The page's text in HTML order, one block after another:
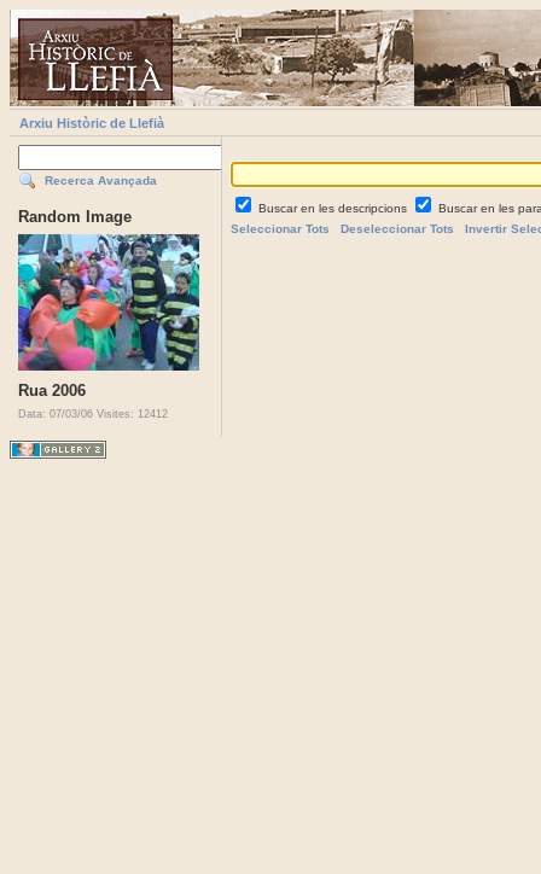
Arxiu Històric de Llefià
Recerca Avançada
Random Image
Rua 2006
Data: 07/03/06 Visites: 12412
Buscar en les descripcions
Buscar en les
Seleccionar Tots
Deseleccionar Tots Invertir